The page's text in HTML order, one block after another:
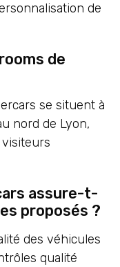
de
de
se situent à
nord de Lyon,
assure-t-
proposés ?
des véhicules
qualité